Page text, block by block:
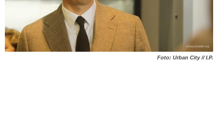
Foto: Urban City // I.P.